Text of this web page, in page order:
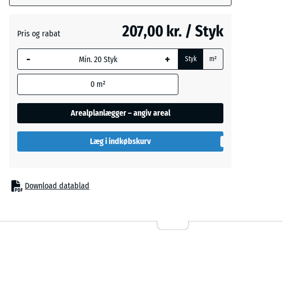
Antracit - 35,00 kr.
- 32,00 kr.
Pris og rabat 207,00 kr. / Styk
- + Styk m²
0 m²
Arealplanlægger – angiv areal
Læg i indkøbskurv
Download datablad